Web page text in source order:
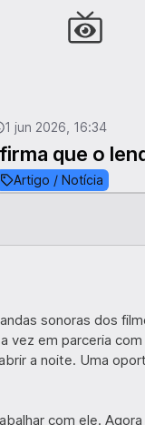
1 jun 2026, 16:34
que o
Artigo / Notícia
sonoras dos
vez em parceria
a noite. Uma
com ele.